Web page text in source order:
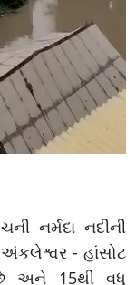
નર્મદા નદીની
અંકલેશ્વર - હાંસોટ
છે અને 15થી વધુ